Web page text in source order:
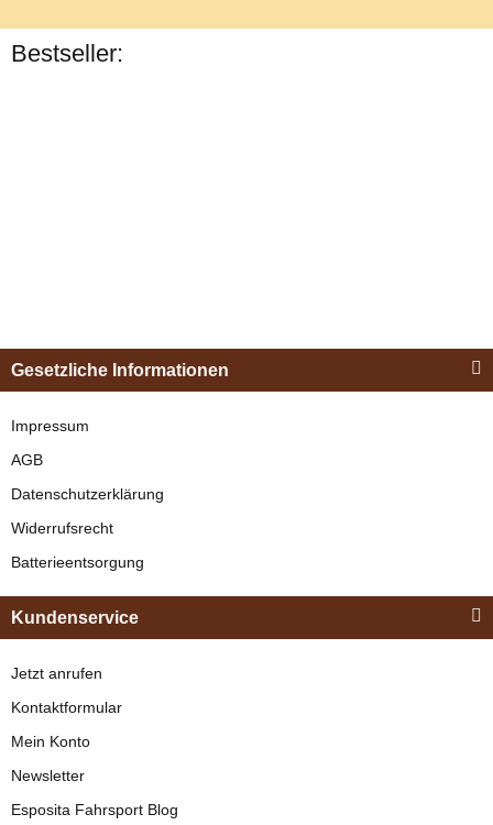
Bestseller:
"Shettyglück"
Gesetzliche Informationen
Impressum
AGB
Datenschutzerklärung
Widerrufsrecht
Batterieentsorgung
Kundenservice
Jetzt anrufen
Kontaktformular
Mein Konto
Newsletter
Esposita Fahrsport Blog